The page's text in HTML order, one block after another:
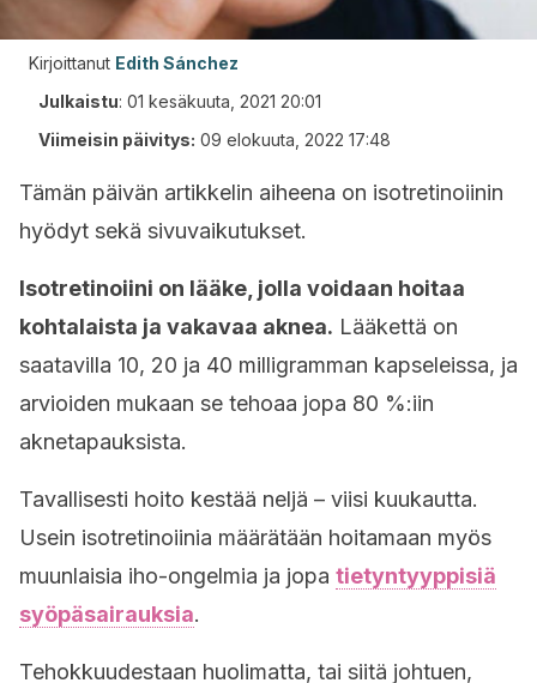
Kirjoittanut Edith Sánchez
Julkaistu: 01 kesäkuuta, 2021 20:01
Viimeisin päivitys: 09 elokuuta, 2022 17:48
Tämän päivän artikkelin aiheena on isotretinoiinin
hyödyt sekä sivuvaikutukset.
Isotretinoiini on lääke, jolla voidaan hoitaa
kohtalaista ja vakavaa aknea. Lääkettä on
saatavilla 10, 20 ja 40 milligramman kapseleissa, ja
arvioiden mukaan se tehoaa jopa 80 %:iin
aknetapauksista.
Tavallisesti hoito kestää neljä – viisi kuukautta.
Usein isotretinoiinia määrätään hoitamaan myös
muunlaisia iho-ongelmia ja jopa tietyntyyppisiä
syöpäsairauksia.
Tehokkuudestaan huolimatta, tai siitä johtuen,